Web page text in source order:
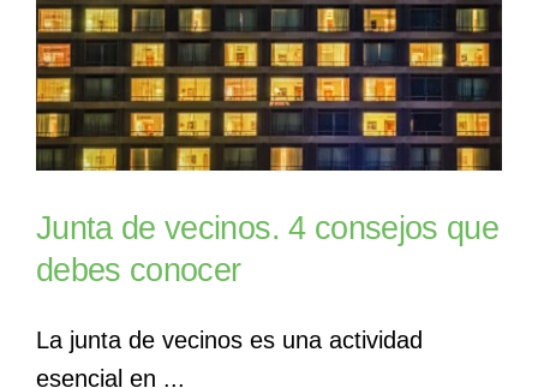
Junta de vecinos. 4 consejos que
debes conocer
La junta de vecinos es una actividad
esencial en ...